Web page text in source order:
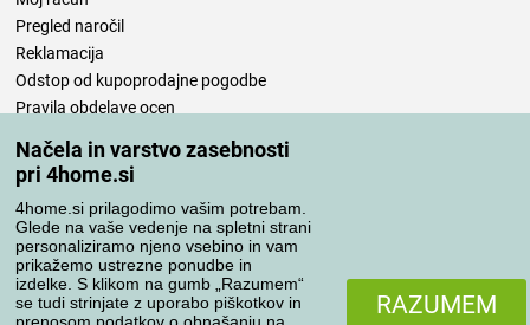
Načela in varstvo zasebnosti
pri 4home.si
4home.si prilagodimo vašim potrebam.
Glede na vaše vedenje na spletni strani
personaliziramo njeno vsebino in vam
prikažemo ustrezne ponudbe in
izdelke. S klikom na gumb „Razumem“
se tudi strinjate z uporabo piškotkov in
RAZUMEM
Pregled naročil
Reklamacija
Odstop od kupoprodajne pogodbe
Pravila obdelave ocen
Načini prevoza
Načini plačila